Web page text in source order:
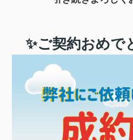
✨ご契約おめで